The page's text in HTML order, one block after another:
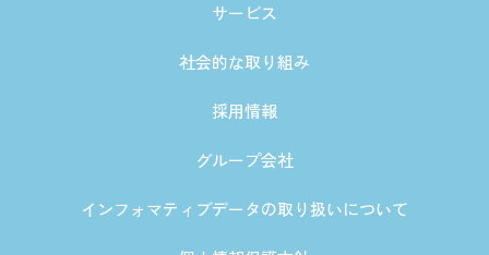
サービス
社会的な取り組み
採用情報
グループ会社
インフォマティブデータの取り扱いについて